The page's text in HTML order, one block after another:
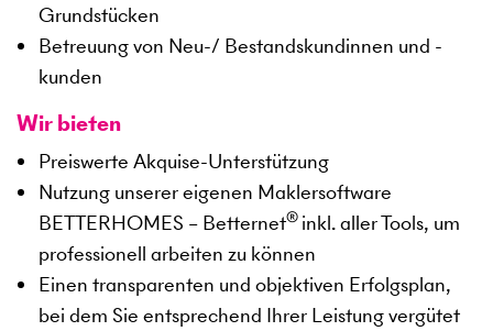
Grundstücken
Betreuung von Neu-/ Bestandskundinnen und -
kunden
Wir bieten
Preiswerte Akquise-Unterstützung
Nutzung unserer eigenen Maklersoftware
BETTERHOMES – Betternet® inkl. aller Tools, um
professionell arbeiten zu können
Einen transparenten und objektiven Erfolgsplan,
bei dem Sie entsprechend Ihrer Leistung vergütet